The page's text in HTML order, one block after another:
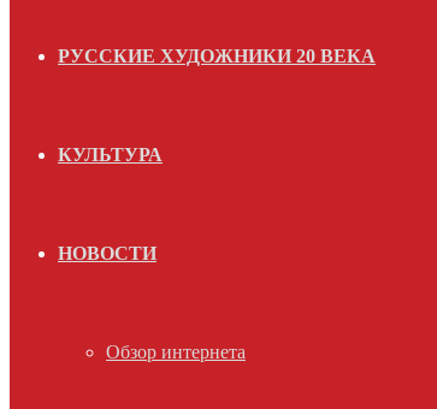
РУССКИЕ ХУДОЖНИКИ 20 ВЕКА
КУЛЬТУРА
НОВОСТИ
Обзор интернета